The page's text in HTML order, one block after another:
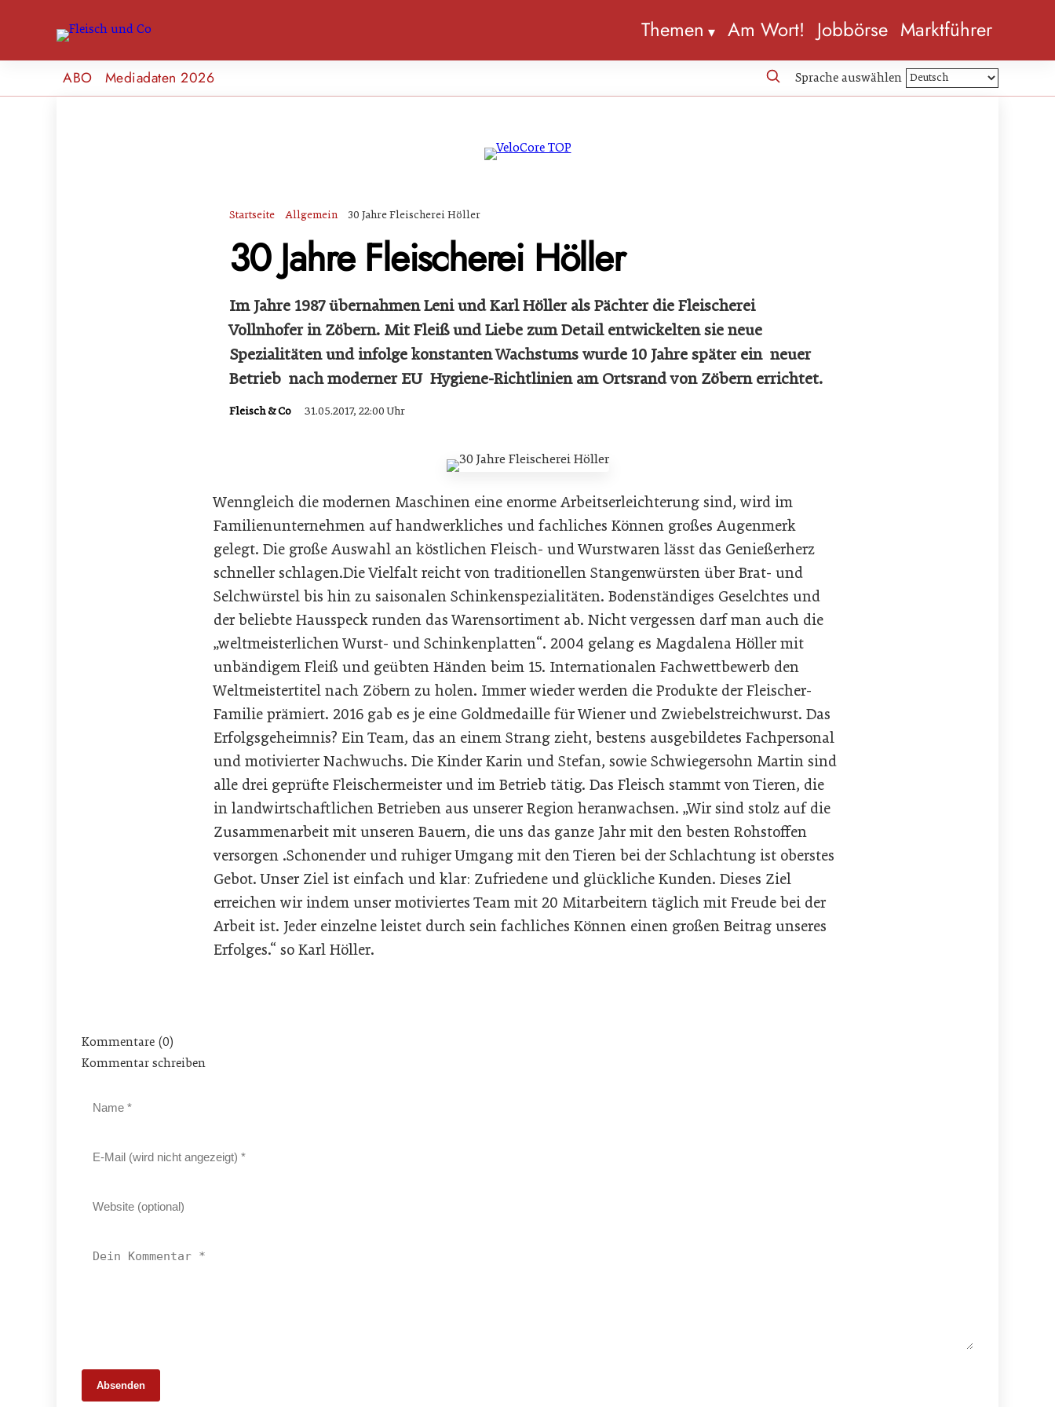
Themen Am Wort! Jobbörse Marktführer
ABO Mediadaten 2026 Sprache auswählen
Startseite Allgemein 30 Jahre Fleischerei Höller
30 Jahre Fleischerei Höller
Im Jahre 1987 übernahmen Leni und Karl Höller als Pächter die Fleischerei
Vollnhofer in Zöbern. Mit Fleiß und Liebe zum Detail entwickelten sie neue
Spezialitäten und infolge konstanten Wachstums wurde 10 Jahre später ein neuer
Betrieb nach moderner EU Hygiene-Richtlinien am Ortsrand von Zöbern errichtet.
Fleisch & Co 31.05.2017, 22:00 Uhr
Wenngleich die modernen Maschinen eine enorme Arbeitserleichterung sind, wird im
Familienunternehmen auf handwerkliches und fachliches Können großes Augenmerk
gelegt. Die große Auswahl an köstlichen Fleisch- und Wurstwaren lässt das Genießerherz
schneller schlagen.Die Vielfalt reicht von traditionellen Stangenwürsten über Brat- und
Selchwürstel bis hin zu saisonalen Schinkenspezialitäten. Bodenständiges Geselchtes und
der beliebte Hausspeck runden das Warensortiment ab. Nicht vergessen darf man auch die
„weltmeisterlichen Wurst- und Schinkenplatten“. 2004 gelang es Magdalena Höller mit
unbändigem Fleiß und geübten Händen beim 15. Internationalen Fachwettbewerb den
Weltmeistertitel nach Zöbern zu holen. Immer wieder werden die Produkte der Fleischer-
Familie prämiert. 2016 gab es je eine Goldmedaille für Wiener und Zwiebelstreichwurst. Das
Erfolgsgeheimnis? Ein Team, das an einem Strang zieht, bestens ausgebildetes Fachpersonal
und motivierter Nachwuchs. Die Kinder Karin und Stefan, sowie Schwiegersohn Martin sind
alle drei geprüfte Fleischermeister und im Betrieb tätig. Das Fleisch stammt von Tieren, die
in landwirtschaftlichen Betrieben aus unserer Region heranwachsen. „Wir sind stolz auf die
Zusammenarbeit mit unseren Bauern, die uns das ganze Jahr mit den besten Rohstoffen
versorgen .Schonender und ruhiger Umgang mit den Tieren bei der Schlachtung ist oberstes
Gebot. Unser Ziel ist einfach und klar: Zufriedene und glückliche Kunden. Dieses Ziel
erreichen wir indem unser motiviertes Team mit 20 Mitarbeitern täglich mit Freude bei der
Arbeit ist. Jeder einzelne leistet durch sein fachliches Können einen großen Beitrag unseres
Erfolges.“ so Karl Höller.
Kommentare (0)
Kommentar schreiben
Absenden